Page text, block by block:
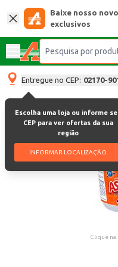
Baixe nosso
exclusivos
Entregue no CEP: 02170-
Escolha uma loja ou informe
CEP para ver ofertas da sua
região
INFORMAR LOCALIZAÇÃO
Clique na